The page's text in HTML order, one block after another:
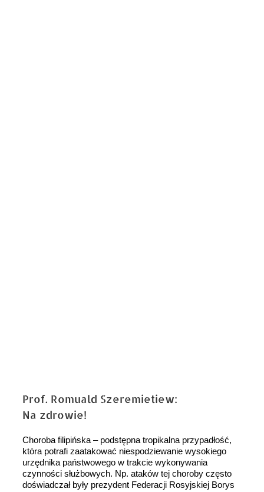
Prof. Romuald Szeremietiew:
Na zdrowie!
Choroba filipińska – podstępna tropikalna przypadłość,
która potrafi zaatakować niespodziewanie wysokiego
urzędnika państwowego w trakcie wykonywania
czynności służbowych. Np. ataków tej choroby często
doświadczał były prezydent Federacji Rosyjskiej Borys